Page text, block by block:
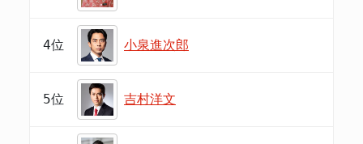
4位 小泉進次郎
5位 吉村洋文